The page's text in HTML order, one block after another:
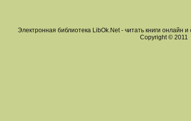
Электронная библиотека LibOk.Net - читать книги онлайн и
Copyright © 2011